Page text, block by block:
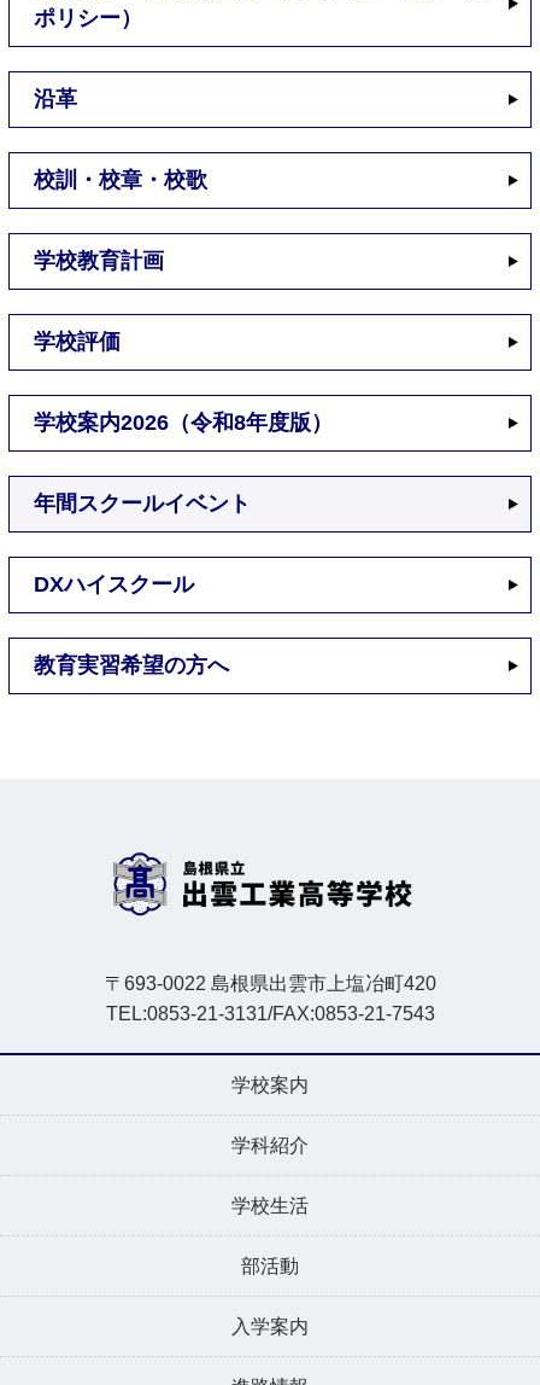
ポリシー）
沿革
校訓・校章・校歌
学校教育計画
学校評価
学校案内2026（令和8年度版）
年間スクールイベント
DXハイスクール
教育実習希望の方へ
〒693-0022 島根県出雲市上塩冶町420
TEL:0853-21-3131/FAX:0853-21-7543
学校案内
学科紹介
学校生活
部活動
入学案内